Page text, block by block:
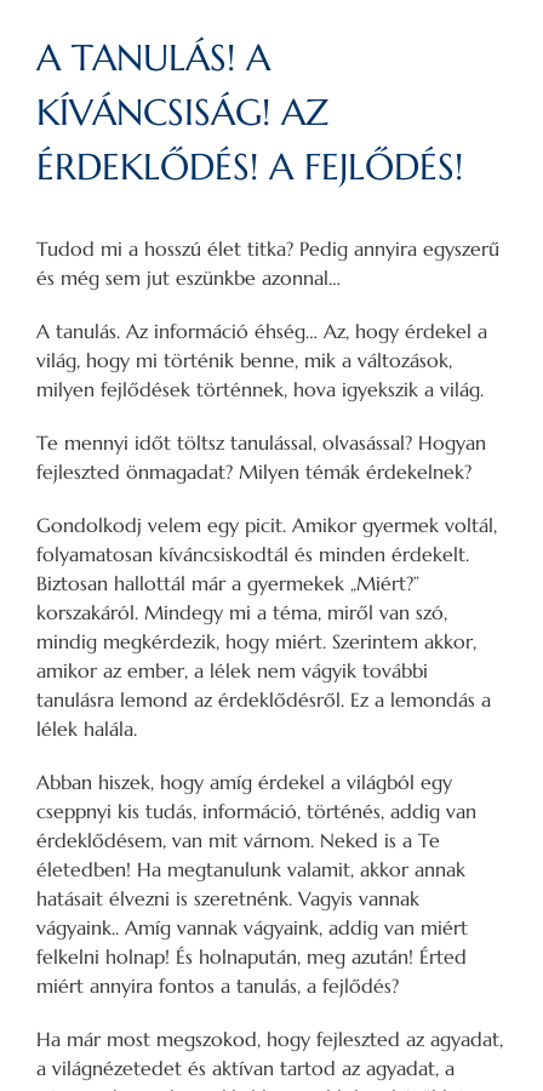
A TANULÁS! A
KÍVÁNCSISÁG! AZ
ÉRDEKLŐDÉS! A FEJLŐDÉS!
Tudod mi a hosszú élet titka? Pedig annyira egyszerű
és még sem jut eszünkbe azonnal…
A tanulás. Az információ éhség… Az, hogy érdekel a
világ, hogy mi történik benne, mik a változások,
milyen fejlődések történnek, hova igyekszik a világ.
Te mennyi időt töltsz tanulással, olvasással? Hogyan
fejleszted önmagadat? Milyen témák érdekelnek?
Gondolkodj velem egy picit. Amikor gyermek voltál,
folyamatosan kíváncsiskodtál és minden érdekelt.
Biztosan hallottál már a gyermekek „Miért?”
korszakáról. Mindegy mi a téma, miről van szó,
mindig megkérdezik, hogy miért. Szerintem akkor,
amikor az ember, a lélek nem vágyik további
tanulásra lemond az érdeklődésről. Ez a lemondás a
lélek halála.
Abban hiszek, hogy amíg érdekel a világból egy
cseppnyi kis tudás, információ, történés, addig van
érdeklődésem, van mit várnom. Neked is a Te
életedben! Ha megtanulunk valamit, akkor annak
hatásait élvezni is szeretnénk. Vagyis vannak
vágyaink.. Amíg vannak vágyaink, addig van miért
felkelni holnap! És holnapután, meg azután! Érted
miért annyira fontos a tanulás, a fejlődés?
Ha már most megszokod, hogy fejleszted az agyadat,
a világnézetedet és aktívan tartod az agyadat, a